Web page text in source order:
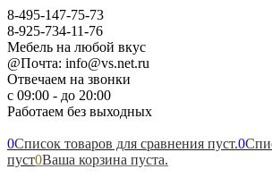
8-495-147-75-73
8-925-734-11-76
Мебель на любой вкус
@Почта: info@vs.net.ru
Отвечаем на звонки
с 09:00 - до 20:00
Работаем без выходных
0Список товаров для сравнения пуст.0
пуст0Ваша корзина пуста.